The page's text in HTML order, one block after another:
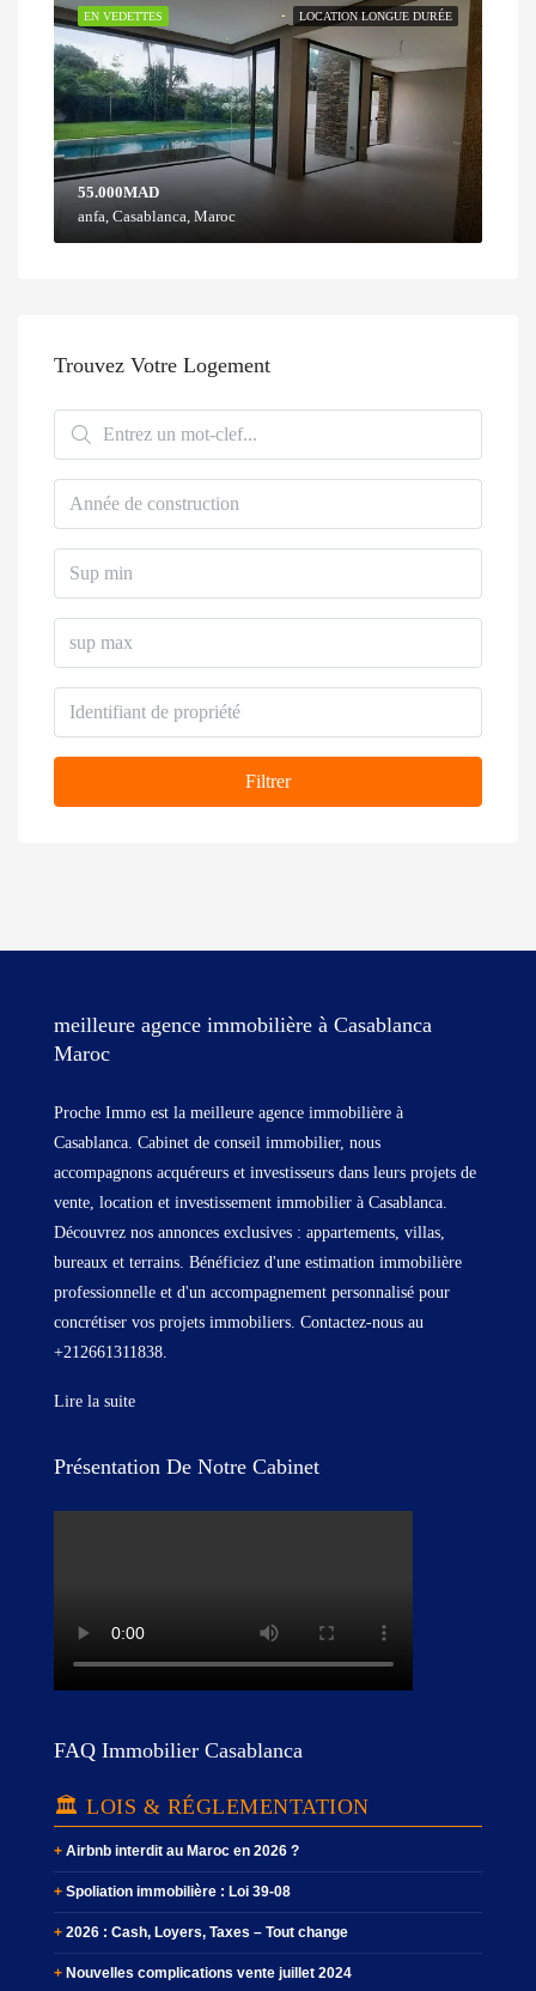
LOCATION LONGUE DURÉE
EN VEDETTES
55.000MAD
anfa, Casablanca, Maroc
Trouvez Votre Logement
Filtrer
meilleure agence immobilière à Casablanca
Maroc
Proche Immo est la meilleure agence immobilière à
Casablanca. Cabinet de conseil immobilier, nous
accompagnons acquéreurs et investisseurs dans leurs projets de
vente, location et investissement immobilier à Casablanca.
Découvrez nos annonces exclusives : appartements, villas,
bureaux et terrains. Bénéficiez d'une estimation immobilière
professionnelle et d'un accompagnement personnalisé pour
concrétiser vos projets immobiliers. Contactez-nous au
+212661311838.
Lire la suite
Présentation De Notre Cabinet
FAQ Immobilier Casablanca
🏛️ LOIS & RÉGLEMENTATION
Airbnb interdit au Maroc en 2026 ?
Spoliation immobilière : Loi 39-08
2026 : Cash, Loyers, Taxes – Tout change
Nouvelles complications vente juillet 2024